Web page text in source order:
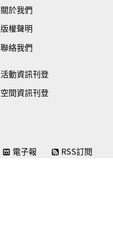
關於我們
版權聲明
聯絡我們
活動資訊刊登
空間資訊刊登
電子報 RSS訂閱